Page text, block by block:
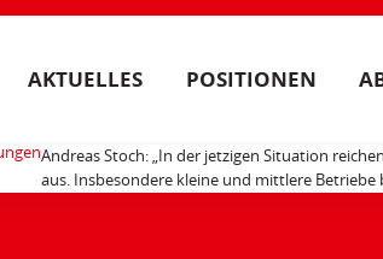
AKTUELLES POSITIONEN
Andreas Stoch: „In der jetzigen Situation
aus. Insbesondere kleine und mittlere